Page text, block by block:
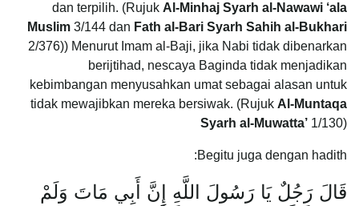
dan terpilih. (Rujuk Al-Minhaj Syarh al-Nawawi ‘ala
Muslim 3/144 dan Fath al-Bari Syarh Sahih al-Bukhari
2/376)) Menurut Imam al-Baji, jika Nabi tidak dibenarkan
berijtihad, nescaya Baginda tidak menjadikan
kebimbangan menyusahkan umat sebagai alasan untuk
tidak mewajibkan mereka bersiwak. (Rujuk Al-Muntaqa
Syarh al-Muwatta’ 1/130)
Begitu juga dengan hadith:
قَالَ رَجُلٌ يَا رَسُولَ اللَّهِ إِنَّ أَبِي مَاتَ وَلَمْ